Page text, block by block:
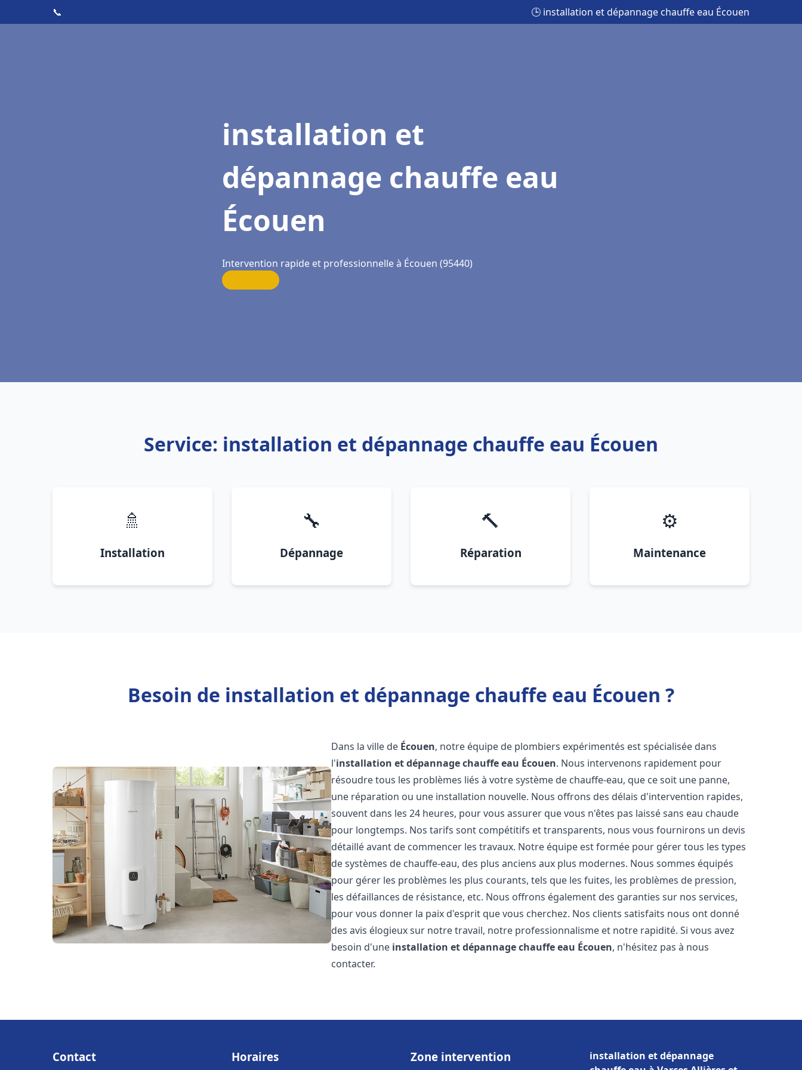
📞 🕒 installation et dépannage chauffe eau Écouen
installation et
dépannage chauffe eau
Écouen
Intervention rapide et professionnelle à Écouen (95440)
Service: installation et dépannage chauffe eau Écouen
🚿
Installation
🔧
Dépannage
🔨
Réparation
⚙️
Maintenance
Besoin de installation et dépannage chauffe eau Écouen ?
Dans la ville de Écouen, notre équipe de plombiers expérimentés est spécialisée dans
l'installation et dépannage chauffe eau Écouen. Nous intervenons rapidement pour
résoudre tous les problèmes liés à votre système de chauffe-eau, que ce soit une panne,
une réparation ou une installation nouvelle. Nous offrons des délais d'intervention rapides,
souvent dans les 24 heures, pour vous assurer que vous n'êtes pas laissé sans eau chaude
pour longtemps. Nos tarifs sont compétitifs et transparents, nous vous fournirons un devis
détaillé avant de commencer les travaux. Notre équipe est formée pour gérer tous les types
de systèmes de chauffe-eau, des plus anciens aux plus modernes. Nous sommes équipés
pour gérer les problèmes les plus courants, tels que les fuites, les problèmes de pression,
les défaillances de résistance, etc. Nous offrons également des garanties sur nos services,
pour vous donner la paix d'esprit que vous cherchez. Nos clients satisfaits nous ont donné
des avis élogieux sur notre travail, notre professionnalisme et notre rapidité. Si vous avez
besoin d'une installation et dépannage chauffe eau Écouen, n'hésitez pas à nous
contacter.
Contact Horaires Zone intervention
installation et dépannage